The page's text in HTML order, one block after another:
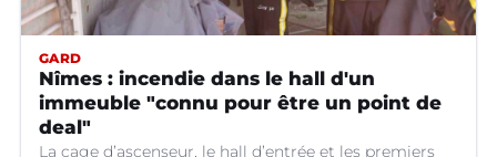
GARD
Nîmes : incendie dans le hall d'un
immeuble "connu pour être un point de
deal"
La cage d’ascenseur, le hall d’entrée et les premiers